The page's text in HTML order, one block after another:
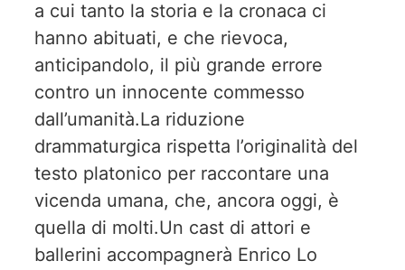
a cui tanto la storia e la cronaca ci
hanno abituati, e che rievoca,
anticipandolo, il più grande errore
contro un innocente commesso
dall’umanità.La riduzione
drammaturgica rispetta l’originalità del
testo platonico per raccontare una
vicenda umana, che, ancora oggi, è
quella di molti.Un cast di attori e
ballerini accompagnerà Enrico Lo